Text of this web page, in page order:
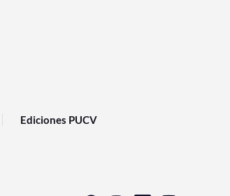
Ediciones PUCV